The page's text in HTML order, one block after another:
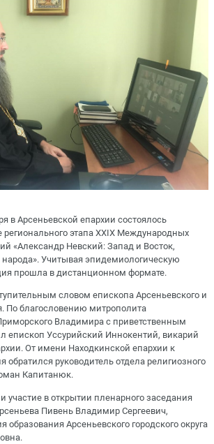
в Арсеньевской епархии состоялось
регионального этапа XXIX Международных
«Александр Невский: Запад и Восток,
народа». Учитывая эпидемиологическую
прошла в дистанционном формате.
словом епископа Арсеньевского и
По благословению митрополита
Владимира с приветственным
епископ Уссурийский Иннокентий, викарий
От имени Находкинской епархии к
обратился руководитель отдела религиозного
Капитанюк.
участие в открытии пленарного заседания
Пивень Владимир Сергеевич,
образования Арсеньевского городского округа